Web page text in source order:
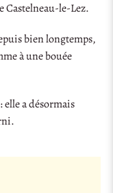
Castelneau-le-Lez.
bien longtemps,
à une bouée
elle a désormais